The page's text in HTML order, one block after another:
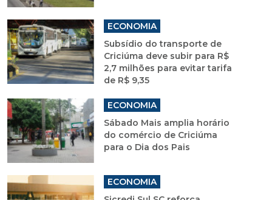
ECONOMIA
Subsídio do transporte de
Criciúma deve subir para R$
2,7 milhões para evitar tarifa
de R$ 9,35
ECONOMIA
Sábado Mais amplia horário
do comércio de Criciúma
para o Dia dos Pais
ECONOMIA